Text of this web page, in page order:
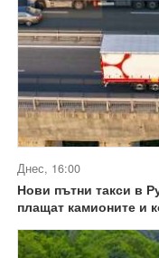
Днес, 16:00
Нови пътни такси в
плащат камионите и